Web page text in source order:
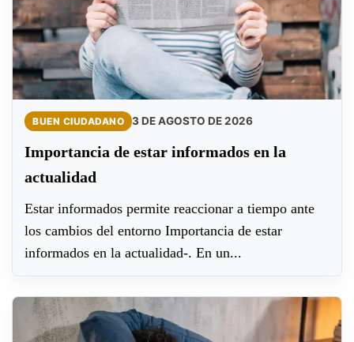
BUEN CIUDADANO 3 DE AGOSTO DE 2026
Importancia de estar informados en la
actualidad
Estar informados permite reaccionar a tiempo ante
los cambios del entorno Importancia de estar
informados en la actualidad-. En un...